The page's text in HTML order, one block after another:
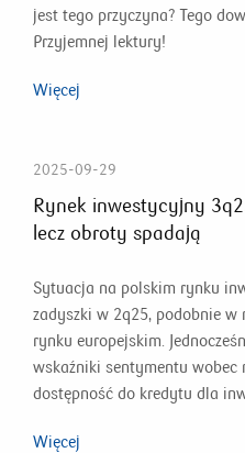
jest tego przyczyna? Tego
Przyjemnej lektury!
Więcej
2025-09-29
Rynek inwestycyjny
lecz obroty spadają
Sytuacja na polskim rynku
zadyszki w 2q25, podobnie w
rynku europejskim.
wskaźniki sentymentu
dostępność do kredytu dla
Więcej